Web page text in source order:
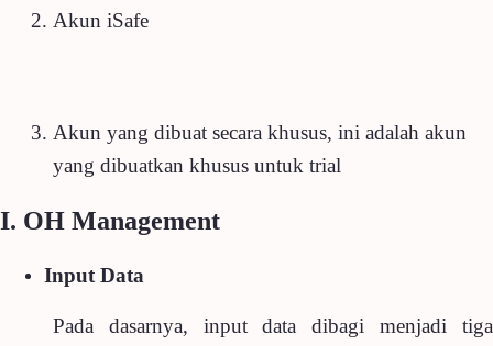
Akun iSafe
Akun yang dibuat secara khusus, ini adalah akun
yang dibuatkan khusus untuk trial
I. OH Management
Input Data
Pada dasarnya, input data dibagi menjadi tiga